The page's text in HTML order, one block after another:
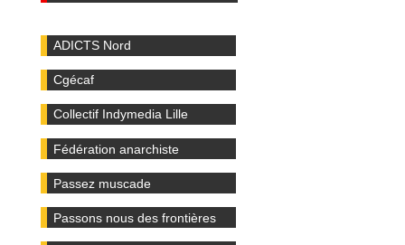
ADICTS Nord
Cgécaf
Collectif Indymedia Lille
Fédération anarchiste
Passez muscade
Passons nous des frontières